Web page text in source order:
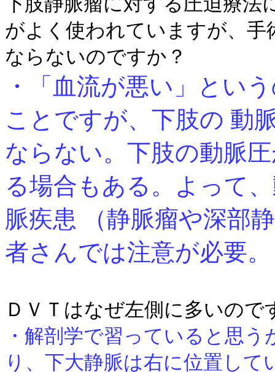
がよく使われていますが、
ならないのですか？
・「血流が悪い」とい
ことですが、下肢の 動
ならない。下肢の動脈
る場合もある。よって
脈疾患 （静脈瘤や深部
者さんでは注意が必要。
ＤＶＴ はなぜ左側に多いので
・解剖学で習っていると思
り、下大静脈は右に位置し